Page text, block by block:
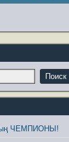
ЧЕМПИОНЫ!